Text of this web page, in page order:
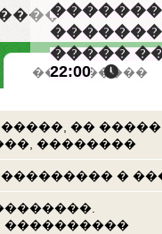
�����
22:00
�� �������
��
��������
�
����������